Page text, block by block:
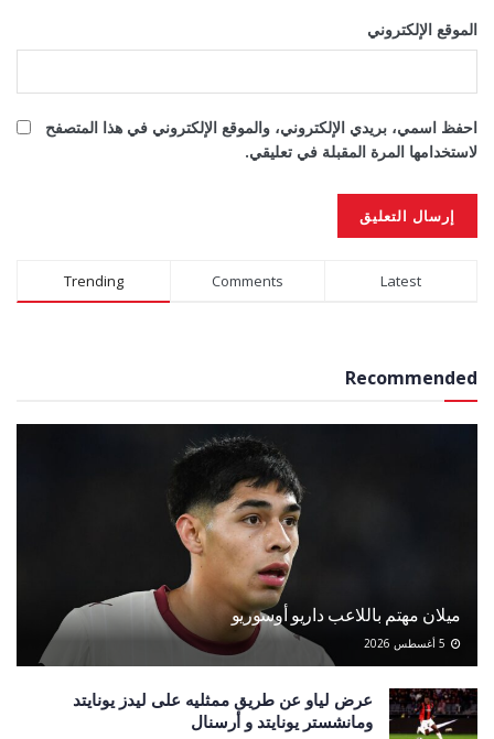
الموقع الإلكتروني
احفظ اسمي، بريدي الإلكتروني، والموقع الإلكتروني في هذا المتصفح
لاستخدامها المرة المقبلة في تعليقي.
Trending Comments Latest
Recommended
ميلان مهتم باللاعب داريو أوسوريو
عرض لياو عن طريق ممثليه على ليدز يونايتد
ومانشستر يونايتد و أرسنال